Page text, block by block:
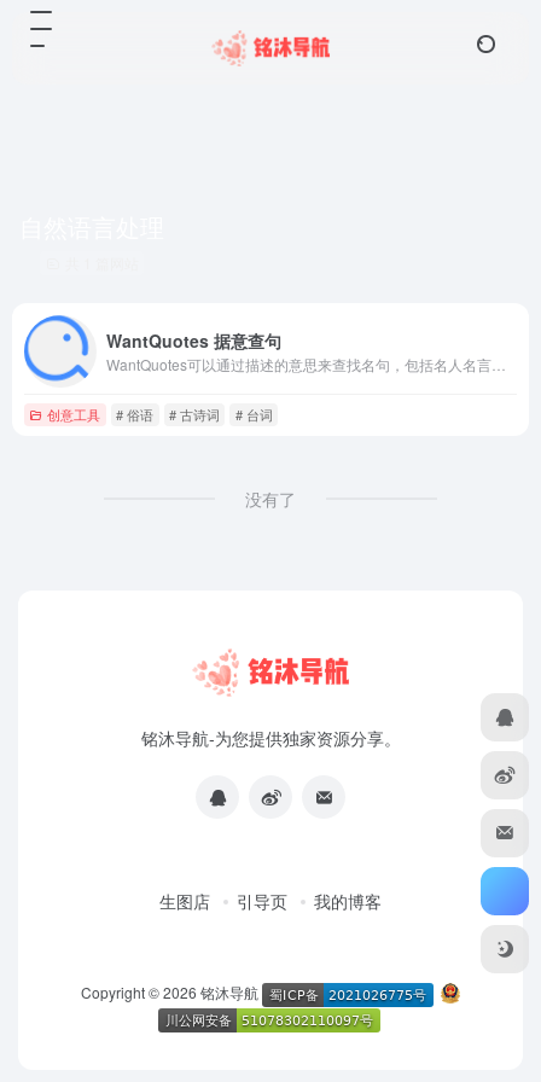
WantQuotes 据意查句
创意工具 # 俗语 # 古诗词 # 台词
没有了
铭沐导航-为您提供独家资源分享。
生图店 引导页 我的博客
Copyright © 2026 铭沐导航